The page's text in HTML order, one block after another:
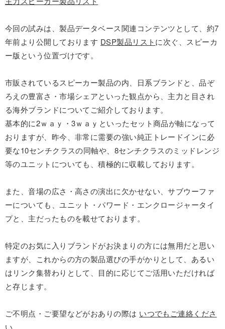
今回の試みは、製品データベース関連コンテンツとして、約7
年前より公開しております DSP製品リストに次ぐ、スピーカ
ー版という位置づけです。
市販されているスピーカー製品の内、日系ブランドと、品ぞ
ろえの豊富さ・市場シェアといった観点から、主力と目され
る海外ブランドについてご紹介しております。
基本的に2ｗａｙ・3ｗａｙといったセット商品が軸になって
おりますが、昨今、非常に需要の強い純正トレードインに必
要な10センチクラスの同軸や、8センチクラスのミッドレンジ
等のユニットについても、積極的に収載しております。
また、音場の広さ・高さの演出に欠かせない、サブウーファ
ーについても、ユニット・パワード・エンクロージャータイ
プと、主だったものを載せております。
特定のお気に入りブランドがお決まりの方には無用だと思い
ますが、これからの方の製品選びの手がかりとして、あるい
はリンク集替わりとして、目的に応じてご活用いただければ
と存じます。
ご不明点・ご要望などがおありの際は いつでもご連絡くださ
い